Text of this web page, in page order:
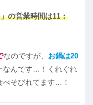
の営業時間は11：
なのですが、 お鍋は20
なんです…！くれぐれ
べそびれてます…！